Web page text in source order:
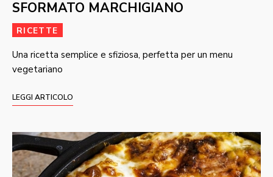
SFORMATO MARCHIGIANO
RICETTE
Una ricetta semplice e sfiziosa, perfetta per un menu
vegetariano
LEGGI ARTICOLO